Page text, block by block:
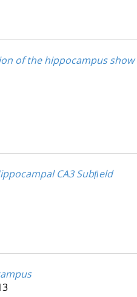
of the hippocampus
CA3 Subﬁeld